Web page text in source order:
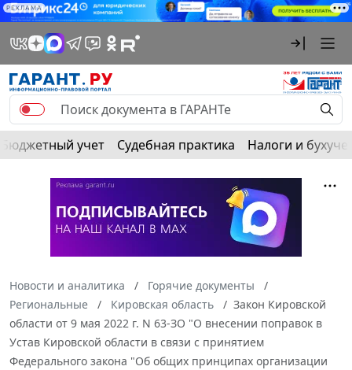
РЕКЛАМА
Бюджетный учет Судебная практика Налоги и
Новости и аналитика
Горячие документы
Региональные
Кировская область
Закон Кировской
области от 9 мая 2022 г. N 63-ЗО "О внесении поправок в
Устав Кировской области в связи с принятием
Федерального закона "Об общих принципах организации